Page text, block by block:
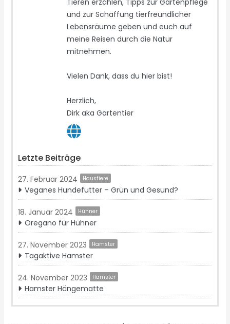
Tieren erzählen, Tipps zur Gartenpflege
und zur Schaffung tierfreundlicher
Lebensräume geben und euch auf
meine Reisen durch die Natur
mitnehmen.
Vielen Dank, dass du hier bist!
Herzlich,
Dirk aka Gartentier
Letzte Beiträge
27. Februar 2024 Haustiere
Veganes Hundefutter – Grün und Gesund?
18. Januar 2024 Hühner
Oregano für Hühner
27. November 2023 Hamster
Tagaktive Hamster
24. November 2023 Hamster
Hamster Hängematte